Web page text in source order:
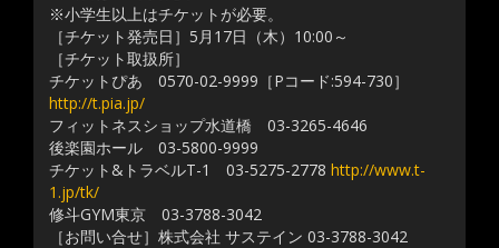
※小学生以上はチケットが必要。
［チケット発売日］5月17日（木）10:00～
［チケット取扱所］
チケットぴあ 0570-02-9999［Pコード:594-730］
http://t.pia.jp/
フィットネスショップ水道橋 03-3265-4646
後楽園ホール 03-5800-9999
チケット&トラベルT-1 03-5275-2778 http://www.t-
1.jp/tk/
修斗GYM東京 03-3788-3042
［お問い合せ］株式会社 サステイン 03-3788-3042